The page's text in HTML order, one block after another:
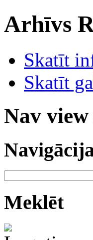
Arhīvs
Skatīt
Skatīt
Nav view
Meklēt